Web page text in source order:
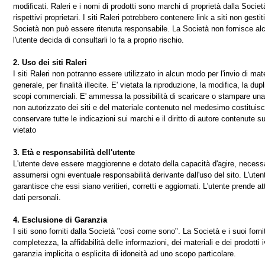
modificati. Raleri e i nomi di prodotti sono marchi di proprietà dalla
rispettivi proprietari. I siti Raleri potrebbero contenere link a siti non
Società non può essere ritenuta responsabile. La Società non fornisce
l'utente decida di consultarli lo fa a proprio rischio.
2. Uso dei siti Raleri
I siti Raleri non potranno essere utilizzato in alcun modo per l'invio di
generale, per finalità illecite. E' vietata la riproduzione, la modifica, la
scopi commerciali. E' ammessa la possibilità di scaricare o stampare
non autorizzato dei siti e del materiale contenuto nel medesimo
conservare tutte le indicazioni sui marchi e il diritto di autore contenute
vietato
3. Età e responsabilità dell'utente
L'utente deve essere maggiorenne e dotato della capacità d'agire,
assumersi ogni eventuale responsabilità derivante dall'uso del sito.
garantisce che essi siano veritieri, corretti e aggiornati. L'utente prende
dati personali.
4. Esclusione di Garanzia
I siti sono forniti dalla Società "così come sono". La Società e i suoi
completezza, la affidabilità delle informazioni, dei materiali e dei
garanzia implicita o esplicita di idoneità ad uno scopo particolare.